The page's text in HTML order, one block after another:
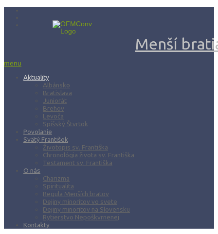
Menší
menu
Aktuality
Albánsko
Bratislava
Juniorát
Brehov
Levoča
Spišský Štvrtok
Povolanie
Svätý František
Životopis sv. Františka
Chronológia života sv. Františka
Testament sv. Františka
O nás
Charizma
Spiritualita
Regula Menších bratov
Dejiny minoritov vo svete
Dejiny minoritov na Slovensku
Rytierstvo Nepoškvrnenej
Kontakty